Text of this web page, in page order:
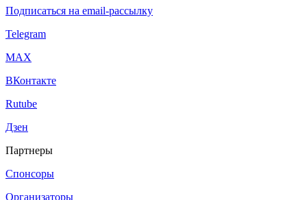
Подписаться на email-рассылку
Telegram
МАХ
ВКонтакте
Rutube
Дзен
Партнеры
Спонсоры
Организаторы